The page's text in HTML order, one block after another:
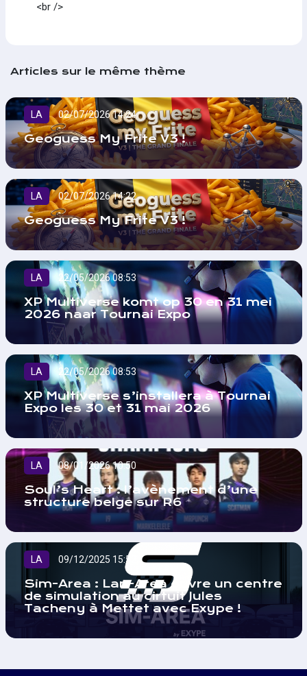
<br />
Articles sur le même thème
LA 02/07/2026 14:24
Geoguess My Frite V3 !
LA 02/07/2026 14:22
Geoguess My Frite V3 !
LA 22/05/2026 08:53
XP Multiverse komt op 30 en 31 mei
2026 naar Tournai Expo
LA 22/05/2026 08:53
XP Multiverse s’installera à Tournai
Expo les 30 et 31 mai 2026
LA 08/01/2026 10:50
Soul’s Heart : l’avènement d’une
structure belge sur R6
LA 09/12/2025 15:52
Sim-Area : Lan-Area ouvre un centre
de simulation au cirtuit Jules
Tacheny à Mettet avec Exype !